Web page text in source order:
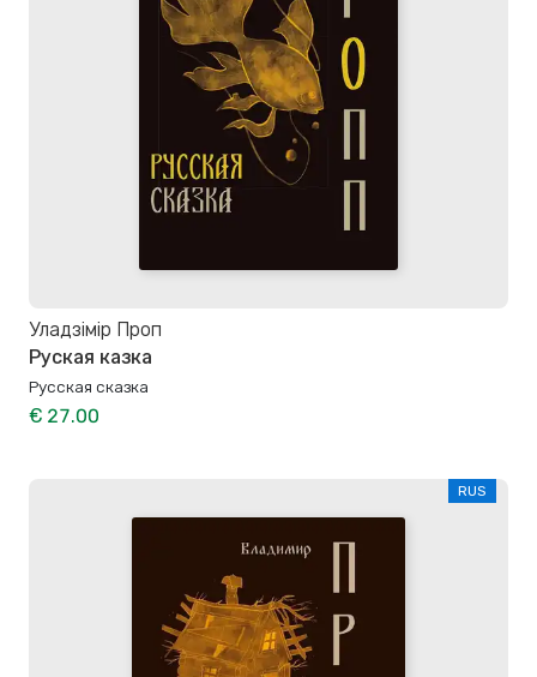
Уладзімір Проп
Руская казка
Русская сказка
€ 27.00
RUS